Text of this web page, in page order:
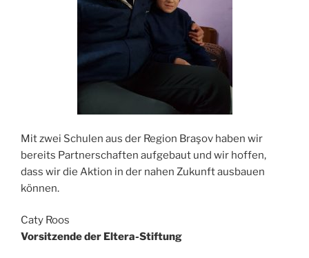
Mit zwei Schulen aus der Region Braşov haben wir
bereits Partnerschaften aufgebaut und wir hoffen,
dass wir die Aktion in der nahen Zukunft ausbauen
können.
Caty Roos
Vorsitzende der Eltera-Stiftung